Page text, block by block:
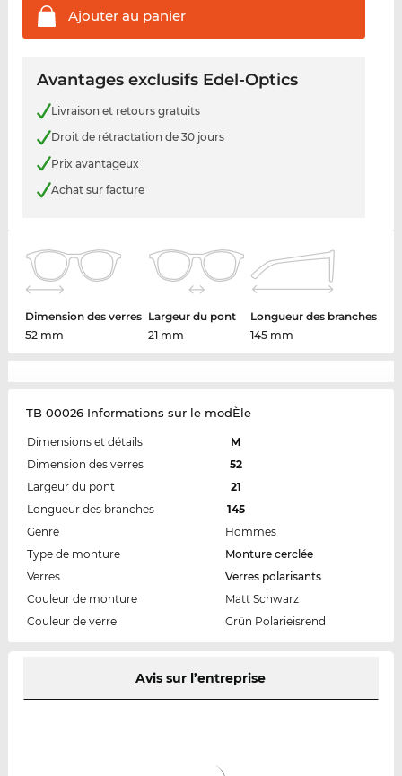
Ajouter au panier
Avantages exclusifs Edel-Optics
Livraison et retours gratuits
Droit de rétractation de 30 jours
Prix avantageux
Achat sur facture
Dimension des verres
52 mm
Largeur du pont
21 mm
Longueur des branches
145 mm
TB 00026 Informations sur le modÈle
Dimensions et détails
M
Dimension des verres
52
Largeur du pont
21
Longueur des branches
145
Genre
Hommes
Type de monture
Monture cerclée
Verres
Verres polarisants
Couleur de monture
Matt Schwarz
Couleur de verre
Grün Polarieisrend
Avis sur l’entreprise